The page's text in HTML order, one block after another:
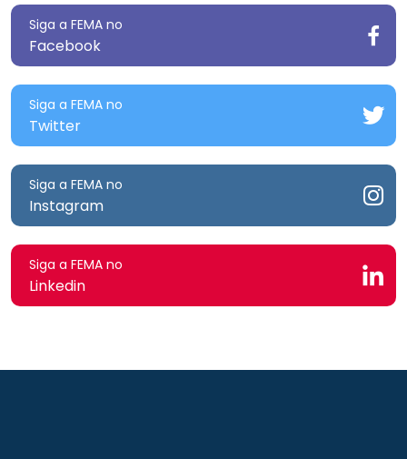
Siga a FEMA no
Facebook
Siga a FEMA no
Twitter
Siga a FEMA no
Instagram
Siga a FEMA no
Linkedin